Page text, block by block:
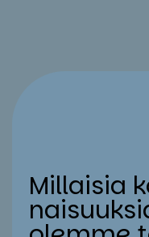
Mil­lai­sia